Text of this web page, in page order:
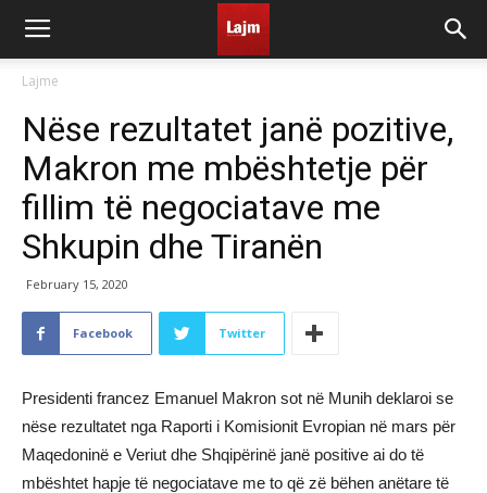
Lajme
Nëse rezultatet janë pozitive,
Makron me mbështetje për
fillim të negociatave me
Shkupin dhe Tiranën
February 15, 2020
Facebook Twitter
Presidenti francez Emanuel Makron sot në Munih deklaroi se
nëse rezultatet nga Raporti i Komisionit Evropian në mars për
Maqedoninë e Veriut dhe Shqipërinë janë positive ai do të
mbështet hapje të negociatave me to që zë bëhen anëtare të